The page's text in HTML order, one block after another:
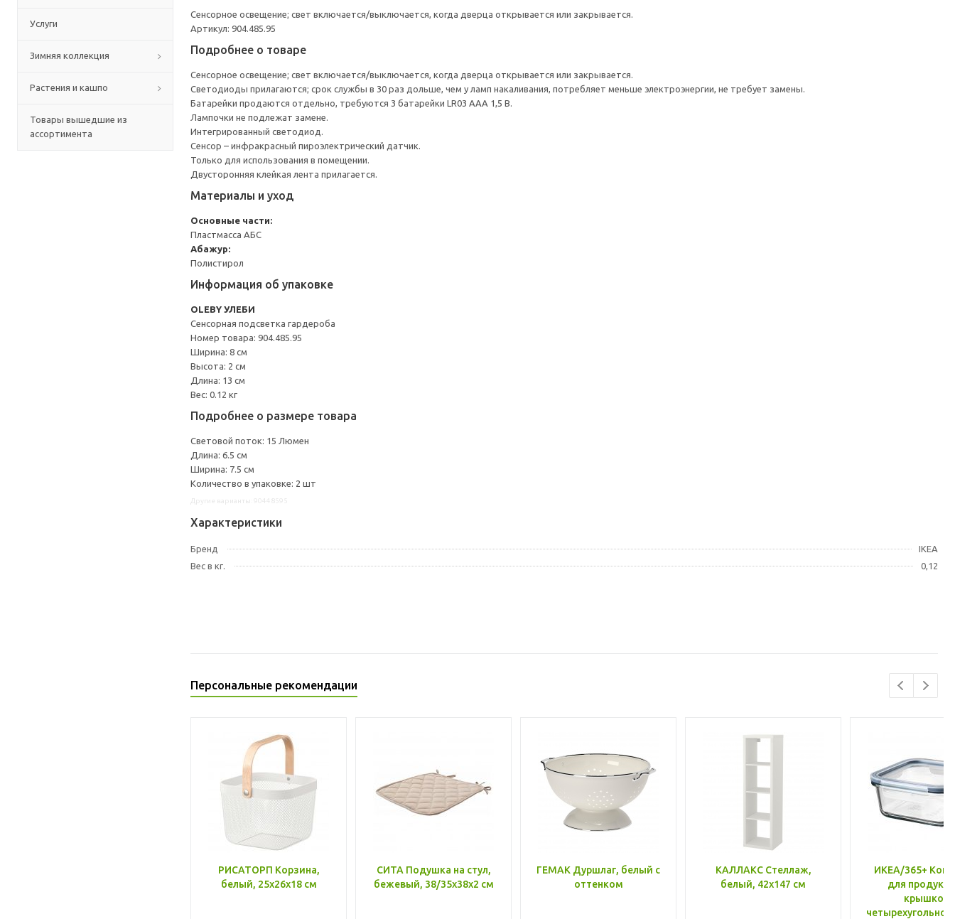
Услуги
Зимняя коллекция
Растения и кашпо
Товары вышедшие из
ассортимента
Сенсорное освещение; свет включается/выключается, когда дверца открывается или закрывается.
Артикул: 904.485.95
Подробнее о товаре
Сенсорное освещение; свет включается/выключается, когда дверца открывается или закрывается.
Светодиоды прилагаются; срок службы в 30 раз дольше, чем у ламп накаливания, потребляет меньше электроэнергии, не требует замены.
Батарейки продаются отдельно, требуются 3 батарейки LR03 AAA 1,5 В.
Лампочки не подлежат замене.
Интегрированный светодиод.
Сенсор – инфракрасный пироэлектрический датчик.
Только для использования в помещении.
Двусторонняя клейкая лента прилагается.
Материалы и уход
Основные части:
Пластмасса АБС
Абажур:
Полистирол
Информация об упаковке
OLEBY УЛЕБИ
Сенсорная подсветка гардероба
Номер товара: 904.485.95
Ширина: 8 см
Высота: 2 см
Длина: 13 см
Вес: 0.12 кг
Подробнее о размере товара
Световой поток: 15 Люмен
Длина: 6.5 см
Ширина: 7.5 см
Количество в упаковке: 2 шт
Характеристики
Бренд
IKEA
Вес в кг.
0,12
Персональные рекомендации
РИСАТОРП Корзина,
белый, 25x26x18 см
СИТА Подушка на стул,
бежевый, 38/35x38x2 см
ГЕМАК Дуршлаг, белый с
оттенком
КАЛЛАКС Стеллаж,
белый, 42x147 см
ИКЕА/365+
для
крышкой,